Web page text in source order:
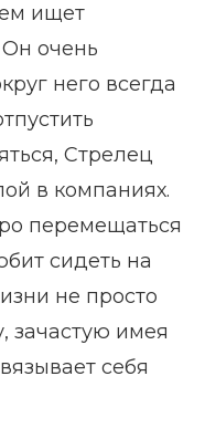
ищет
очень
него всегда
Стрелец
в компаниях.
перемещаться
сидеть на
не просто
зачастую имея
себя